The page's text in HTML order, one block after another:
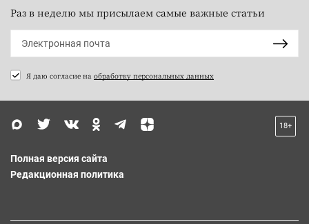
Раз в неделю мы присылаем самые важные статьи
Я даю согласие на обработку персональных данных
18+
Полная версия сайта
Редакционная политика